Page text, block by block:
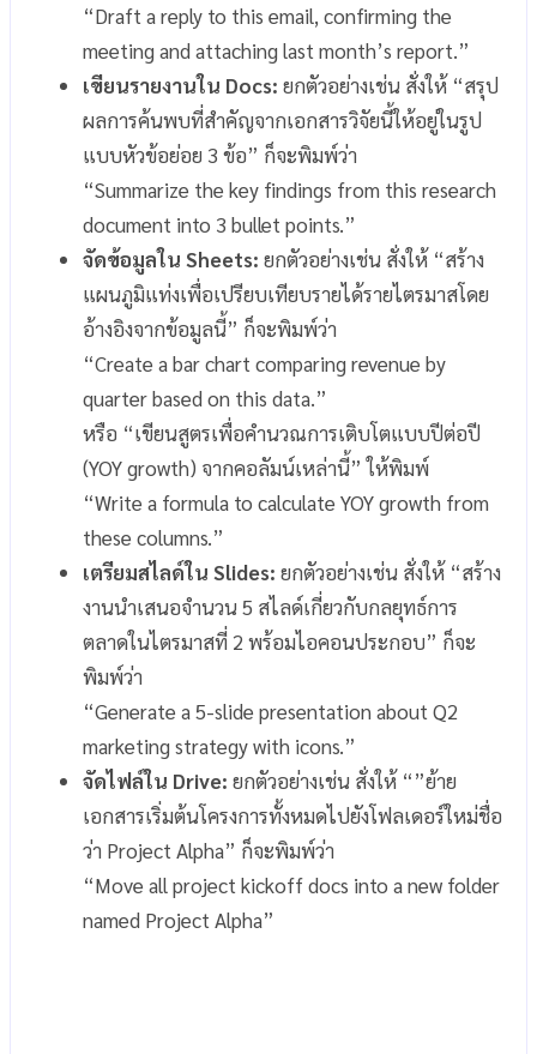
“Draft a reply to this email, confirming the
meeting and attaching last month’s report.”
เขียนรายงานใน Docs: ยกตัวอย่างเช่น สั่งให้ “สรุป
ผลการค้นพบที่สำคัญจากเอกสารวิจัยนี้ให้อยู่ในรูป
แบบหัวข้อย่อย 3 ข้อ” ก็จะพิมพ์ว่า
“Summarize the key findings from this research
document into 3 bullet points.”
จัดข้อมูลใน Sheets: ยกตัวอย่างเช่น สั่งให้ “สร้าง
แผนภูมิแท่งเพื่อเปรียบเทียบรายได้รายไตรมาสโดย
อ้างอิงจากข้อมูลนี้” ก็จะพิมพ์ว่า
“Create a bar chart comparing revenue by
quarter based on this data.”
หรือ “เขียนสูตรเพื่อคำนวณการเติบโตแบบปีต่อปี
(YOY growth) จากคอลัมน์เหล่านี้” ให้พิมพ์
“Write a formula to calculate YOY growth from
these columns.”
เตรียมสไลด์ใน Slides: ยกตัวอย่างเช่น สั่งให้ “สร้าง
งานนำเสนอจำนวน 5 สไลด์เกี่ยวกับกลยุทธ์การ
ตลาดในไตรมาสที่ 2 พร้อมไอคอนประกอบ” ก็จะ
พิมพ์ว่า
“Generate a 5-slide presentation about Q2
marketing strategy with icons.”
จัดไฟล์ใน Drive: ยกตัวอย่างเช่น สั่งให้ “”ย้าย
เอกสารเริ่มต้นโครงการทั้งหมดไปยังโฟลเดอร์ใหม่ชื่อ
ว่า Project Alpha” ก็จะพิมพ์ว่า
“Move all project kickoff docs into a new folder
named Project Alpha”